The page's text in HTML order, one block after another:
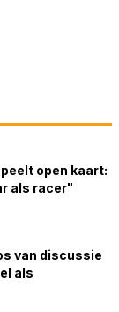
open kaart:
als racer"
van discussie
als